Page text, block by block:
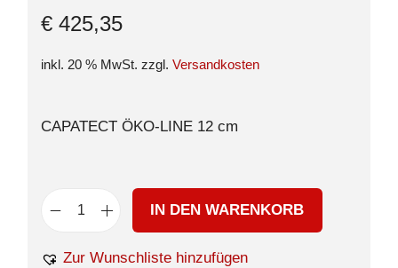
€ 425,35
inkl. 20 % MwSt. zzgl. Versandkosten
CAPATECT ÖKO-LINE 12 cm
IN DEN WARENKORB
Zur Wunschliste hinzufügen